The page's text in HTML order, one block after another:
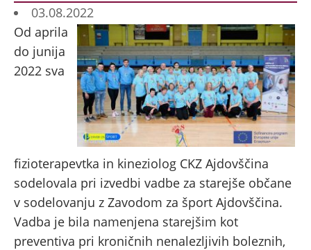
03.08.2022
Od aprila
do junija
2022 sva
fizioterapevtka in kineziolog CKZ Ajdovščina
sodelovala pri izvedbi vadbe za starejše občane
v sodelovanju z Zavodom za šport Ajdovščina.
Vadba je bila namenjena starejšim kot
preventiva pri kroničnih nenalezljivih boleznih,